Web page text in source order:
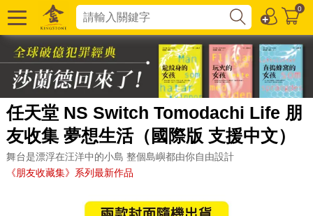
0
任天堂 NS Switch Tomodachi Life 朋
友收集 夢想生活（國際版 支援中文）
舞台是漂浮在汪洋中的小島 整個島嶼都由你自由設計
《朋友收藏集》系列最新作品